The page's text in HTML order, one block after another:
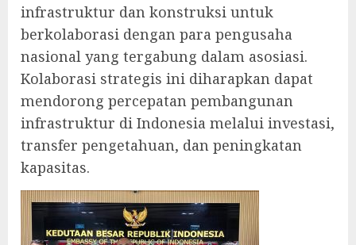
infrastruktur dan konstruksi untuk
berkolaborasi dengan para pengusaha
nasional yang tergabung dalam asosiasi.
Kolaborasi strategis ini diharapkan dapat
mendorong percepatan pembangunan
infrastruktur di Indonesia melalui investasi,
transfer pengetahuan, dan peningkatan
kapasitas.